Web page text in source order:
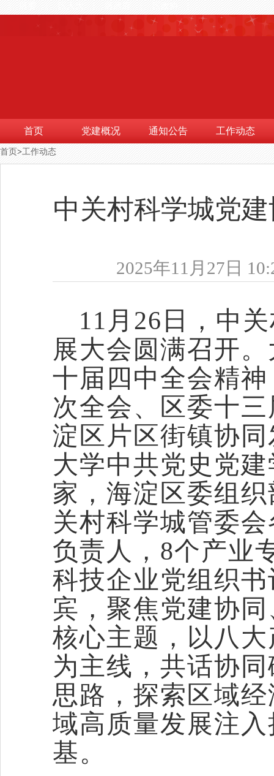
首页 党建概况 通知公告 工作动态
首页>工作动态
中关村科学城党
2025年11月27日
11月26日，中
展大会圆满召开
十届四中全会精
次全会、区委十
淀区片区街镇协
大学中共党史党
家，海淀区委组
关村科学城管委
负责人，8个产业
科技企业党组织
宾，聚焦党建协
核心主题，以八
为主线，共话协
思路，探索区域
域高质量发展注
基。